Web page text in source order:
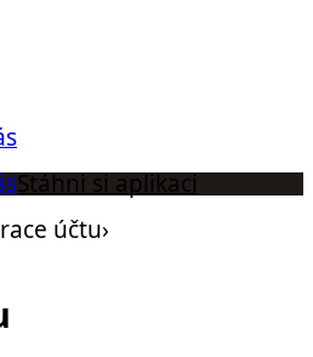
Stáhni si aplikaci
účtu›